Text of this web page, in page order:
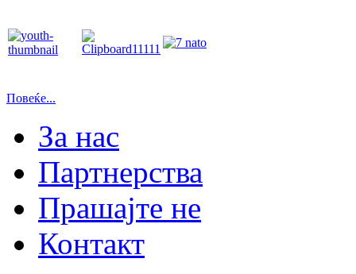
Повеќе...
За нас
Партнерства
Прашајте не
Контакт